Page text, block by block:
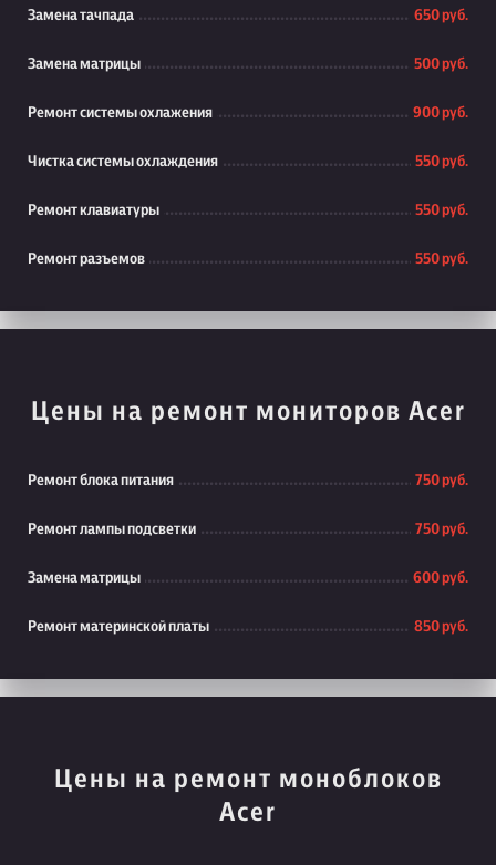
Замена тачпада 650 руб.
Замена матрицы 500 руб.
Ремонт системы охлажения 900 руб.
Чистка системы охлаждения 550 руб.
Ремонт клавиатуры 550 руб.
Ремонт разъемов 550 руб.
Цены на ремонт мониторов Acer
Ремонт блока питания 750 руб.
Ремонт лампы подсветки 750 руб.
Замена матрицы 600 руб.
Ремонт материнской платы 850 руб.
Цены на ремонт моноблоков
Acer